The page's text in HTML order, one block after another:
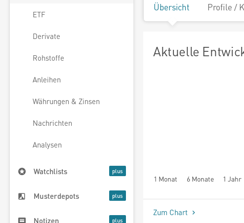
ETF
Derivate
Rohstoffe
Anleihen
Währungen & Zinsen
Nachrichten
Analysen
Watchlists
Musterdepots
Notizen
Übersicht Profile /
Aktuelle
1 Monat 6 Monate 1 Jahr
Zum Chart